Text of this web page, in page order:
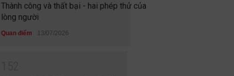
Thành công và thất bại - hai phép thử của
lòng người
Quan điểm 13/07/2026